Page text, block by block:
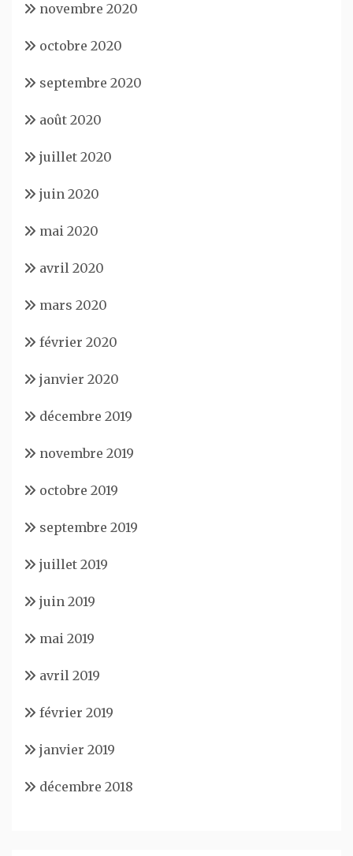
novembre 2020
octobre 2020
septembre 2020
août 2020
juillet 2020
juin 2020
mai 2020
avril 2020
mars 2020
février 2020
janvier 2020
décembre 2019
novembre 2019
octobre 2019
septembre 2019
juillet 2019
juin 2019
mai 2019
avril 2019
février 2019
janvier 2019
décembre 2018